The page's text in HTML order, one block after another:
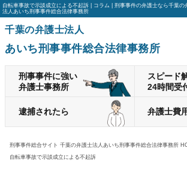
自転車事故で示談成立による不起訴 | コラム | 刑事事件の弁護士なら千葉の
法人あいち刑事事件総合法律事務所
千葉の弁護士法人
あいち刑事事件総合法律事務所
刑事事件に強い
弁護士事務所
スピード
24時間受
逮捕されたら 弁護士費
刑事事件総合サイト 千葉の弁護士法人あいち刑事事件総合法律事務所
自転車事故で示談成立による不起訴